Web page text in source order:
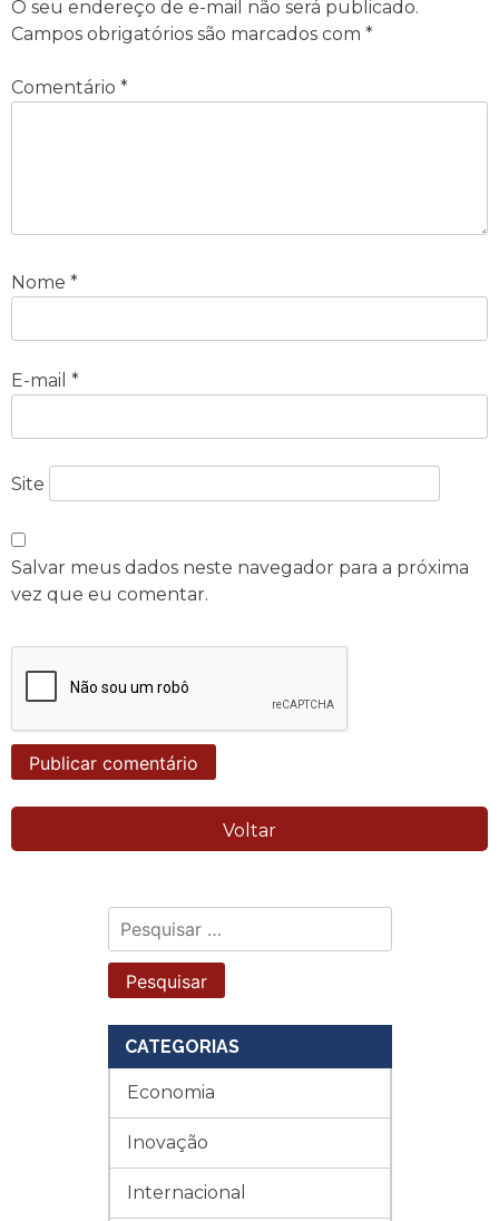
Pesquisar
por:
CATEGORIAS
Economia
Inovação
Internacional
O seu endereço de e-mail não será publicado.
Campos obrigatórios são marcados com *
Comentário *
Nome *
E-mail *
Site
Salvar meus dados neste navegador para a próxima
vez que eu comentar.
Voltar